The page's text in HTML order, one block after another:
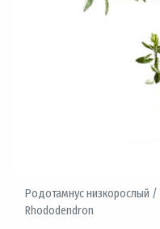
Родотамнус низкорослый /
Rhododendron